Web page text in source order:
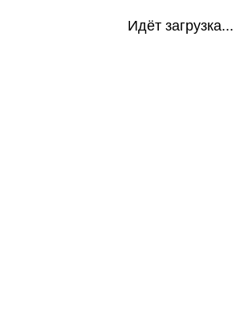
Идёт загрузка...